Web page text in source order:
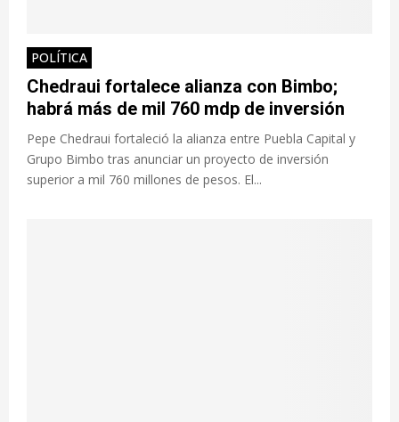
POLÍTICA
Chedraui fortalece alianza con Bimbo;
habrá más de mil 760 mdp de inversión
Pepe Chedraui fortaleció la alianza entre Puebla Capital y
Grupo Bimbo tras anunciar un proyecto de inversión
superior a mil 760 millones de pesos. El...